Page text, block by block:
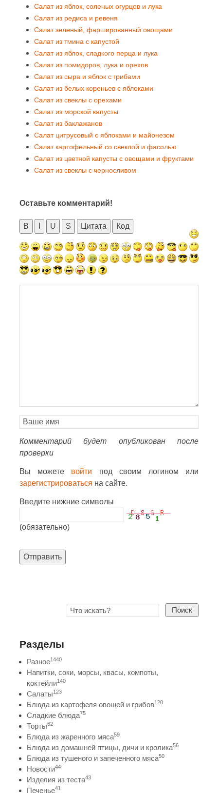
Салат из яблок, соленых огурцов и лука
Салат из редиса и ревеня
Салат зеленый, фаршированный овощами
Салат из тмина с капустой
Салат из яблок, сладкого перца и лука
Салат из помидоров, лука и орехов
Салат из сыра и яблок с грибами
Салат из белых кореньев с яблоками
Салат из свеклы с орехами
Салат из морской капусты
Салат из баклажанов
Салат цитрусовый с яблоками и майонезом
Салат картофельный со свеклой и фасолью
Салат из цветной капусты с овощами и фруктами
Салат из свеклы с черносливом
Оставьте комментарий!
B U S Цитата Код
Комментарий будет опубликован после
проверки
Вы можете войти под своим логином или
зарегистрироваться на сайте.
Введите нижние символы
(обязательно)
Отправить
Поиск
Разделы
Разное1440
Напитки, соки, морсы, квасы, компоты,
коктейли140
Салаты123
Блюда из картофеля овощей и грибов120
Сладкие блюда75
Торты62
Блюда из жаренного мяса59
Блюда из домашней птицы, дичи и кролика56
Блюда из тушеного и запеченного мяса50
Новости44
Изделия из теста43
Печенье41